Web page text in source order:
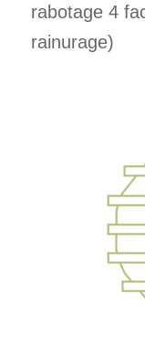
rabotage 4
rainurage)